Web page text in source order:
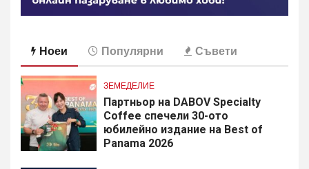
Ноеи Популярни Съвети
ЗЕМЕДЕЛИЕ
Партньор на DABOV Specialty
Coffee спечели 30-ото
юбилейно издание на Best of
Panama 2026